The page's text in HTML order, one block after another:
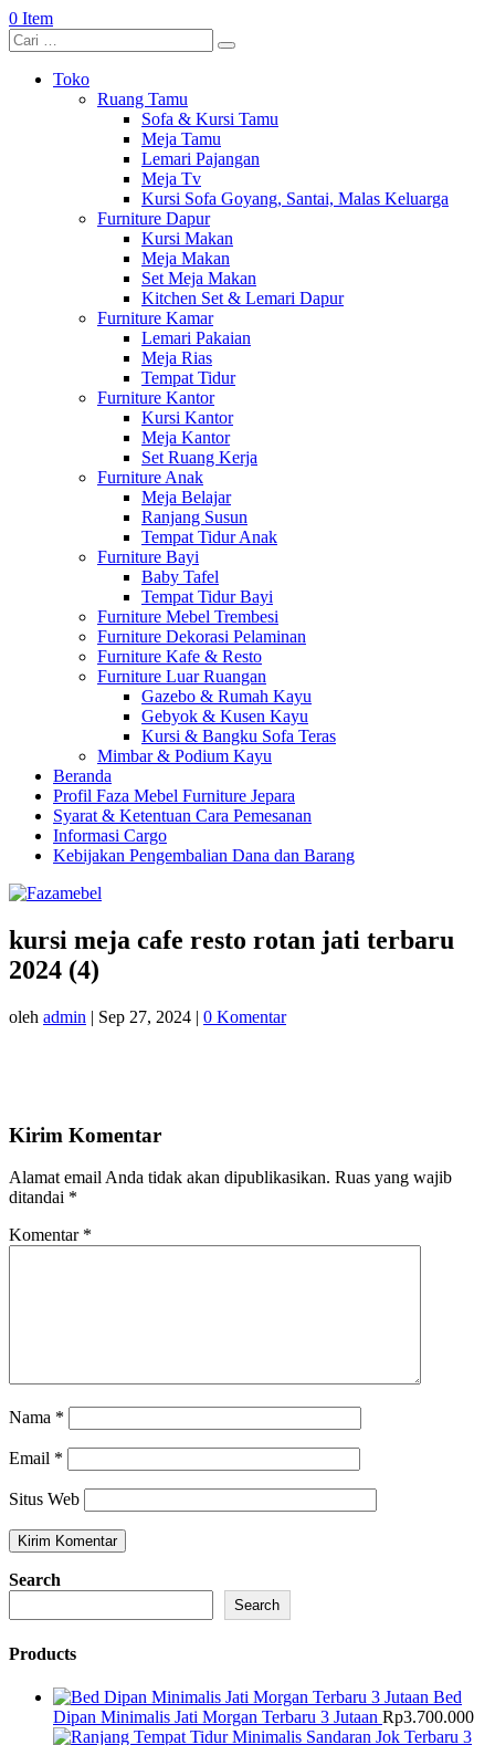
0 Item
Toko
Ruang Tamu
Sofa & Kursi Tamu
Meja Tamu
Lemari Pajangan
Meja Tv
Kursi Sofa Goyang, Santai, Malas Keluarga
Furniture Dapur
Kursi Makan
Meja Makan
Set Meja Makan
Kitchen Set & Lemari Dapur
Furniture Kamar
Lemari Pakaian
Meja Rias
Tempat Tidur
Furniture Kantor
Kursi Kantor
Meja Kantor
Set Ruang Kerja
Furniture Anak
Meja Belajar
Ranjang Susun
Tempat Tidur Anak
Furniture Bayi
Baby Tafel
Tempat Tidur Bayi
Furniture Mebel Trembesi
Furniture Dekorasi Pelaminan
Furniture Kafe & Resto
Furniture Luar Ruangan
Gazebo & Rumah Kayu
Gebyok & Kusen Kayu
Kursi & Bangku Sofa Teras
Mimbar & Podium Kayu
Beranda
Profil Faza Mebel Furniture Jepara
Syarat & Ketentuan Cara Pemesanan
Informasi Cargo
Kebijakan Pengembalian Dana dan Barang
kursi meja cafe resto rotan jati terbaru
2024 (4)
oleh admin | Sep 27, 2024 | 0 Komentar
Kirim Komentar
Alamat email Anda tidak akan dipublikasikan. Ruas yang wajib
ditandai *
Komentar *
Nama *
Email *
Situs Web
Search
Search
Products
Bed
Dipan Minimalis Jati Morgan Terbaru 3 Jutaan Rp3.700.000